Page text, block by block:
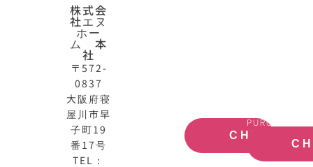
株式会
社エヌ
ホー
ム 本
社
〒572-
0837
大阪府寝
屋川市早
子町19
番17号
TEL：
CHECK
PURCHASE